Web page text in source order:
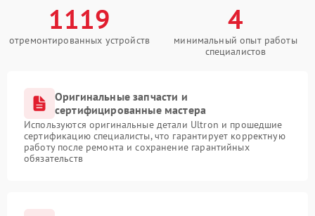
1119
отремонтированных устройств
4
минимальный опыт работы
специалистов
Оригинальные запчасти и
сертифицированные мастера
Используются оригинальные детали Ultron и прошедшие
сертификацию специалисты, что гарантирует корректную
работу после ремонта и сохранение гарантийных
обязательств